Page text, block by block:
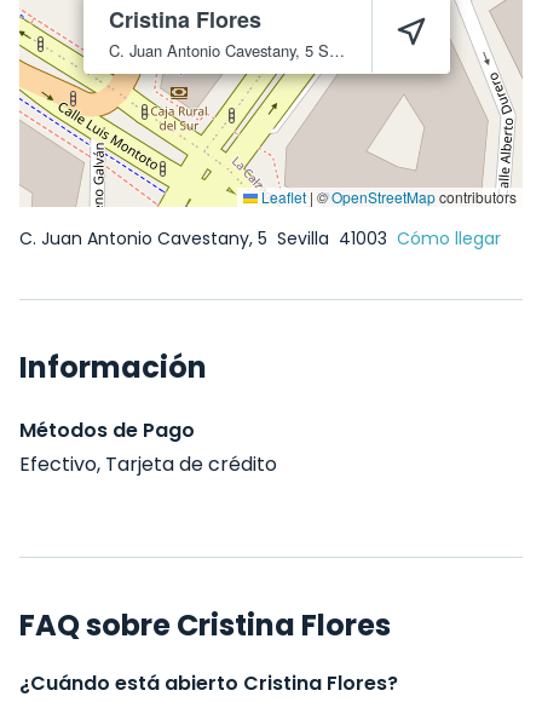
Cristina Flores
C. Juan Antonio Cavestany, 5 Sevilla 41003
Leaflet | ©OpenStreetMapcontributors
C. Juan Antonio Cavestany, 5 Sevilla 41003 Cómo llegar
Información
Métodos de Pago
Efectivo, Tarjeta de crédito
FAQ sobre Cristina Flores
¿Cuándo está abierto Cristina Flores?